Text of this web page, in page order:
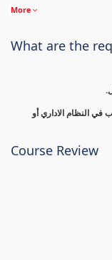
More
What are the
النظام الاداري أو
Course Review